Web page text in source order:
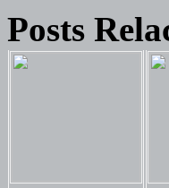
Posts